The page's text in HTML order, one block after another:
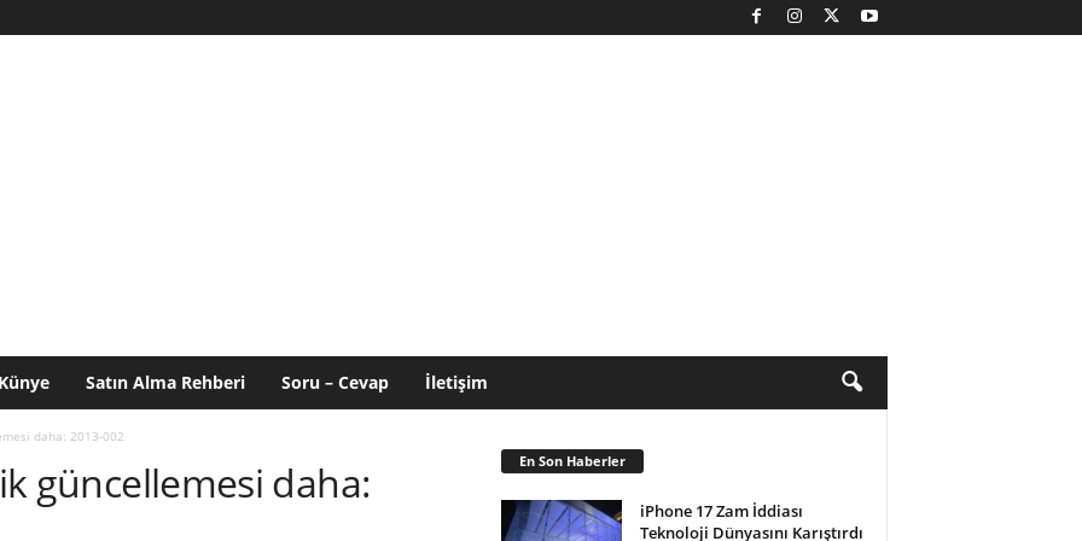
Künye Satın Alma Rehberi Soru – Cevap İletişim
daha: 2013-002
güncellemesi daha:
En Son Haberler
iPhone 17 Zam İddiası
Teknoloji Dünyasını Karıştırdı